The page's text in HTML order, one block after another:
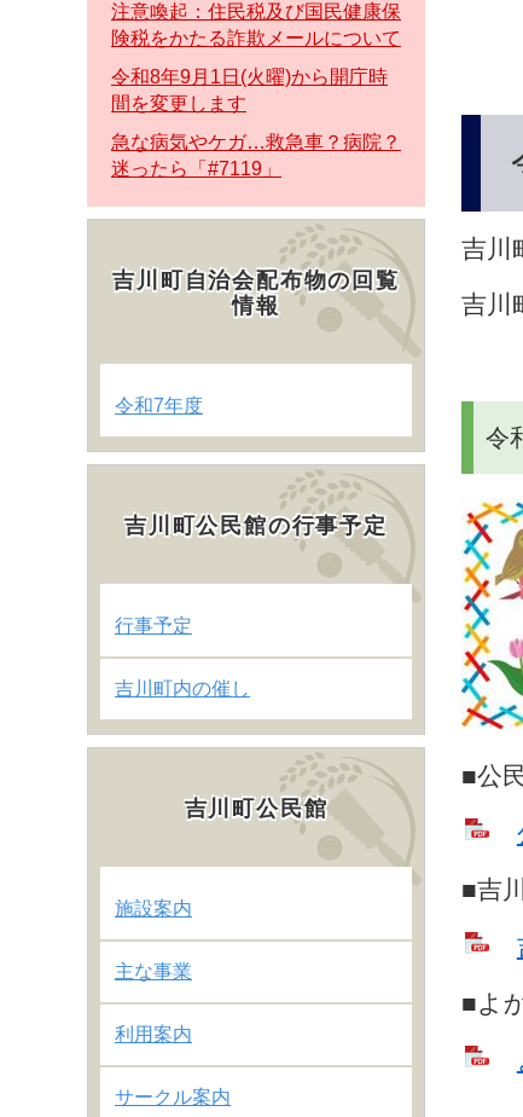
吉川
吉川
令
■公
■吉
■よ
注意喚起：住民税及び国民健康保
険税をかたる詐欺メールについて
令和8年9月1日(火曜)から開庁時
間を変更します
急な病気やケガ…救急車？病院？
迷ったら「#7119」
吉川町自治会配布物の回覧
情報
令和7年度
吉川町公民館の行事予定
行事予定
吉川町内の催し
吉川町公民館
施設案内
主な事業
利用案内
サークル案内